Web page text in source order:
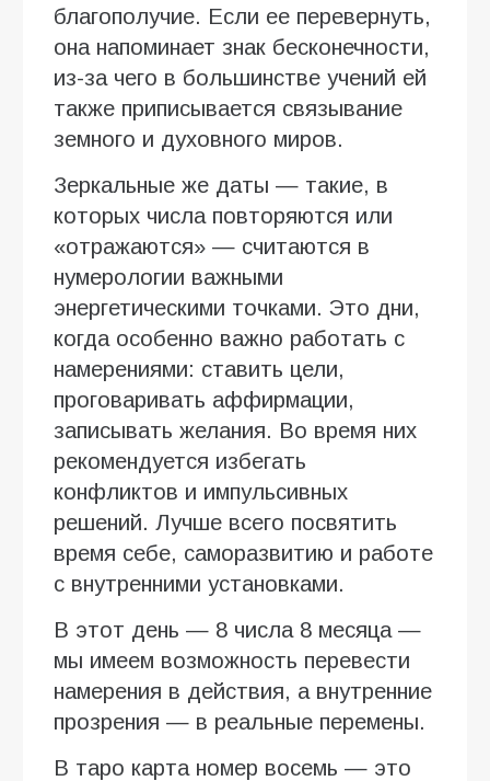
благополучие. Если ее перевернуть,
она напоминает знак бесконечности,
из-за чего в большинстве учений ей
также приписывается связывание
земного и духовного миров.
Зеркальные же даты — такие, в
которых числа повторяются или
«отражаются» — считаются в
нумерологии важными
энергетическими точками. Это дни,
когда особенно важно работать с
намерениями: ставить цели,
проговаривать аффирмации,
записывать желания. Во время них
рекомендуется избегать
конфликтов и импульсивных
решений. Лучше всего посвятить
время себе, саморазвитию и работе
с внутренними установками.
В этот день — 8 числа 8 месяца —
мы имеем возможность перевести
намерения в действия, а внутренние
прозрения — в реальные перемены.
В таро карта номер восемь — это